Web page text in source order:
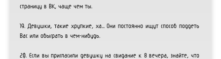
страницу в ВК, чаще чем ты.
19. Девушки, такие хрупкие, ха... Они постоянно ищут способ поддеть
Вас или обыграть в чем-нибудь.
20. Если вы пригласили девушку на свидание к 8 вечера, знайте, что